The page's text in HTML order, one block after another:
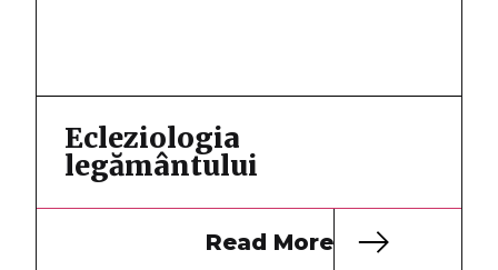
Ecleziologia
legământului
Read More